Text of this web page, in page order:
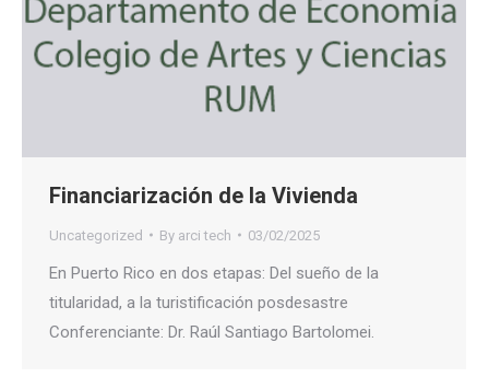
Financiarización de la Vivienda
Uncategorized By arci tech 03/02/2025
En Puerto Rico en dos etapas: Del sueño de la
titularidad, a la turistificación posdesastre
Conferenciante: Dr. Raúl Santiago Bartolomei.